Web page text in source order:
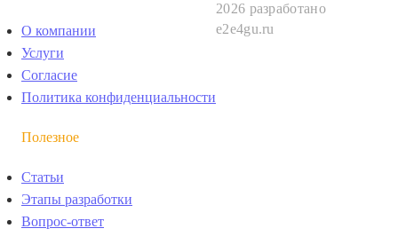
О компании
Услуги
Согласие
Политика конфиденциальности
Полезное
Статьи
Этапы разработки
Вопрос-ответ
2026 разработано
e2e4gu.ru